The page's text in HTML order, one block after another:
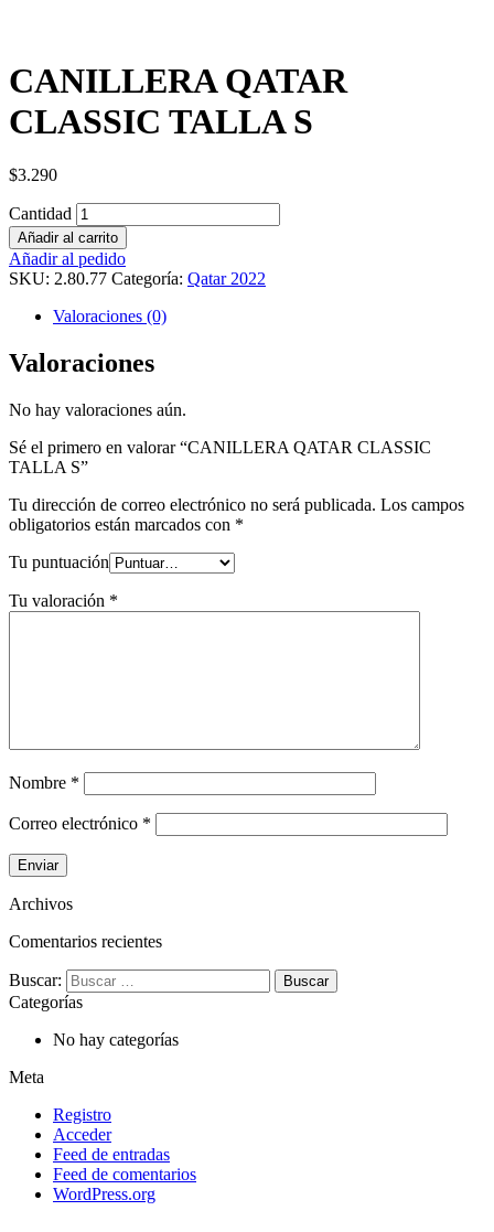
CANILLERA QATAR
CLASSIC TALLA S
$3.290
Cantidad
Añadir al carrito
Añadir al pedido
SKU: 2.80.77 Categoría: Qatar 2022
Valoraciones (0)
Valoraciones
No hay valoraciones aún.
Sé el primero en valorar “CANILLERA QATAR CLASSIC
TALLA S”
Tu dirección de correo electrónico no será publicada. Los campos
obligatorios están marcados con *
Tu puntuación
Tu valoración *
Nombre *
Correo electrónico *
Archivos
Comentarios recientes
Buscar:
Categorías
No hay categorías
Meta
Registro
Acceder
Feed de entradas
Feed de comentarios
WordPress.org